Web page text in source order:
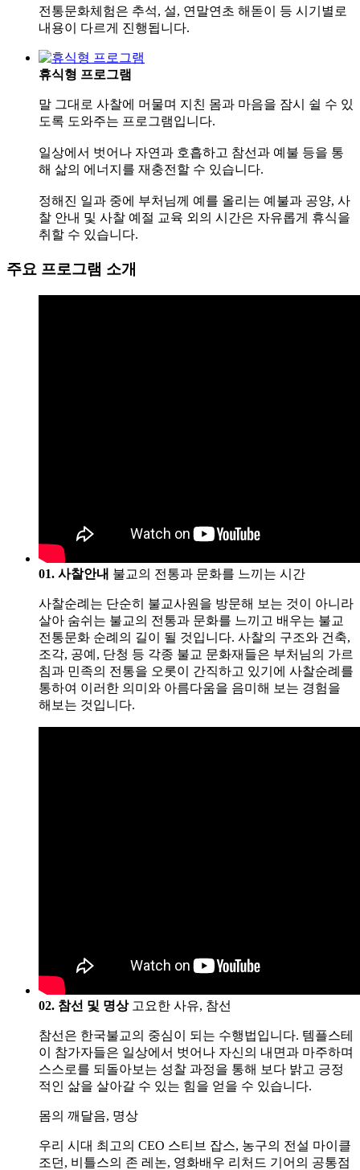
전통문화체험은 추석, 설, 연말연초 해돋이 등 시기별로
내용이 다르게 진행됩니다.
휴식형 프로그램
말 그대로 사찰에 머물며 지친 몸과 마음을 잠시 쉴 수 있
도록 도와주는 프로그램입니다.
일상에서 벗어나 자연과 호흡하고 참선과 예불 등을 통
해 삶의 에너지를 재충전할 수 있습니다.
정해진 일과 중에 부처님께 예를 올리는 예불과 공양, 사
찰 안내 및 사찰 예절 교육 외의 시간은 자유롭게 휴식을
취할 수 있습니다.
주요 프로그램 소개
01. 사찰안내 불교의 전통과 문화를 느끼는 시간
사찰순례는 단순히 불교사원을 방문해 보는 것이 아니라
살아 숨쉬는 불교의 전통과 문화를 느끼고 배우는 불교
전통문화 순례의 길이 될 것입니다. 사찰의 구조와 건축,
조각, 공예, 단청 등 각종 불교 문화재들은 부처님의 가르
침과 민족의 전통을 오롯이 간직하고 있기에 사찰순례를
통하여 이러한 의미와 아름다움을 음미해 보는 경험을
해보는 것입니다.
02. 참선 및 명상 고요한 사유, 참선
참선은 한국불교의 중심이 되는 수행법입니다. 템플스테
이 참가자들은 일상에서 벗어나 자신의 내면과 마주하며
스스로를 되돌아보는 성찰 과정을 통해 보다 밝고 긍정
적인 삶을 살아갈 수 있는 힘을 얻을 수 있습니다.
몸의 깨달음, 명상
우리 시대 최고의 CEO 스티브 잡스, 농구의 전설 마이클
조던, 비틀스의 존 레논, 영화배우 리처드 기어의 공통점